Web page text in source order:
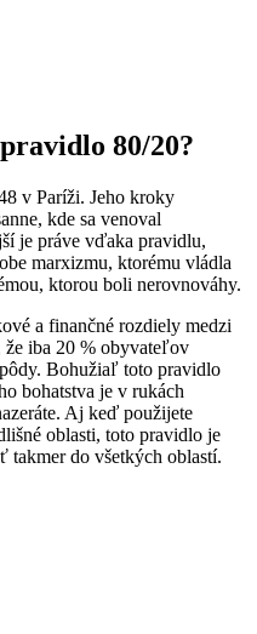
80/20?
v Paríži. Jeho kroky
kde sa venoval
je práve vďaka pravidlu,
marxizmu, ktorému vládla
ktorou boli nerovnováhy.
a finančné rozdiely medzi
že iba 20 % obyvateľov
Bohužiaľ toto pravidlo
bohatstva je v rukách
Aj keď použijete
oblasti, toto pravidlo je
takmer do všetkých oblastí.